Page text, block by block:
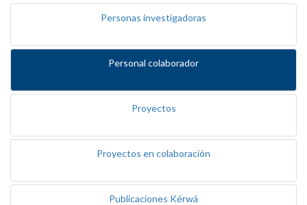
Personas investigadoras
Personal colaborador
Proyectos
Proyectos en colaboración
Publicaciones Kérwá